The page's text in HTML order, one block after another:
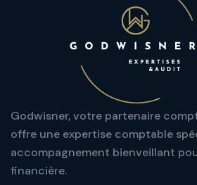
Godwisner, votre partenaire
offre une expertise comptable
accompagnement bienveillant
financière.